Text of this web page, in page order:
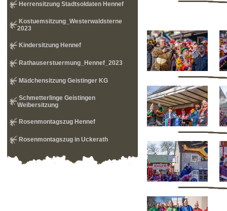
Herrensitzung Stadtsoldaten Hennef
Kostuemsitzung_Westerwaldsterne
2023
Kindersitzung Hennef
Rathauserstuermung_Hennef_2023
Mädchensitzung Geistinger KG
Schmetterlinge Geistingen
Weibersitzung
Rosenmontagszug Hennef
Rosenmontagszug in Uckerath